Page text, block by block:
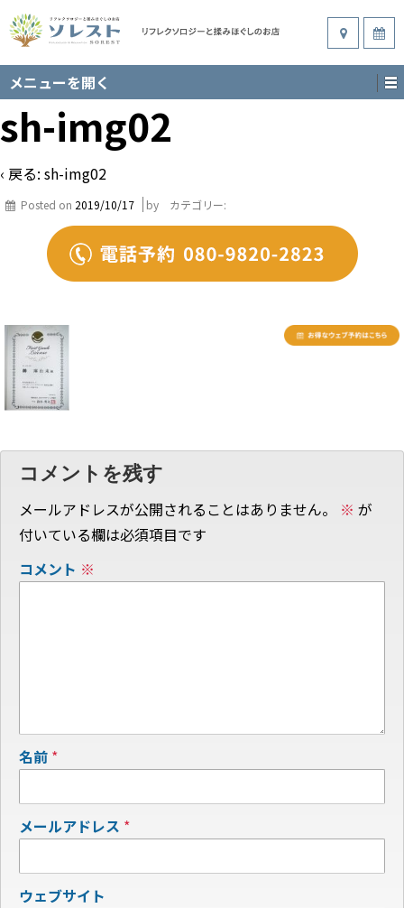
メニューを開く
sh-img02
‹ 戻る: sh-img02
Posted on 2019/10/17 by カテゴリー:
コメントを残す
メールアドレスが公開されることはありません。 ※ が
付いている欄は必須項目です
コメント ※
名前 *
メールアドレス *
ウェブサイト